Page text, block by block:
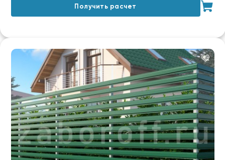
Получить расчет